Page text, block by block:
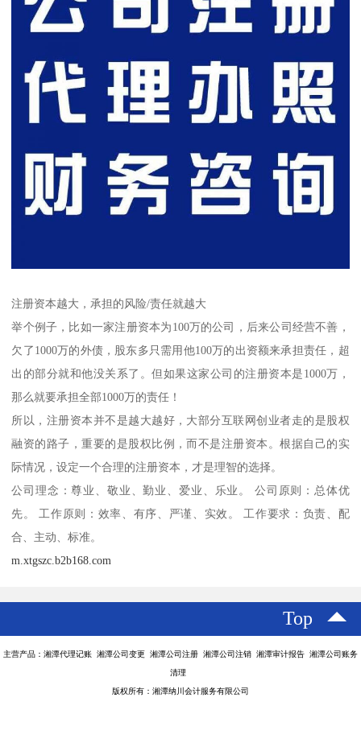
注册资本越大，承担的风险/责任就越大
举个例子，比如一家注册资本为100万的公司，后来公司经营不善，
欠了1000万的外债，股东多只需用他100万的出资额来承担责任，超
出的部分就和他没关系了。但如果这家公司的注册资本是1000万，
那么就要承担全部1000万的责任！
所以，注册资本并不是越大越好，大部分互联网创业者走的是股权
融资的路子，重要的是股权比例，而不是注册资本。根据自己的实
际情况，设定一个合理的注册资本，才是理智的选择。
公司理念：尊业、敬业、勤业、爱业、乐业。 公司原则：总体优
先。 工作原则：效率、有序、严谨、实效。 工作要求：负责、配
合、主动、标准。
m.xtgszc.b2b168.com
Top
主营产品：湘潭代理记账 湘潭公司变更 湘潭公司注册 湘潭公司注销 湘潭审计报告 湘潭公司账务
清理
版权所有：湘潭纳川会计服务有限公司